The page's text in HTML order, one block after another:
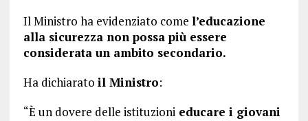
Il Ministro ha evidenziato come l’educazione
alla sicurezza non possa più essere
considerata un ambito secondario.
Ha dichiarato il Ministro:
“È un dovere delle istituzionieducare i giovani